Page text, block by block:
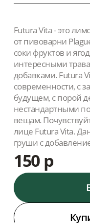
Futura Vita - это
от пивоварни
соки фруктов и
интересными
добавками. Futura
современности, с
будущем, с порой
нестандартными
вещам.
лице Futura Vita.
груши с
150 р